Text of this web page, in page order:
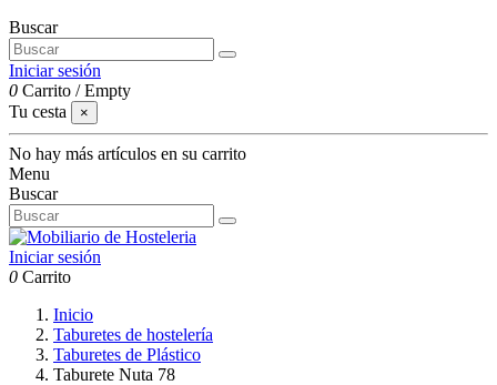
Buscar
Iniciar sesión
0 Carrito /Empty
Tu cesta
×
No hay más artículos en su carrito
Menu
Buscar
Iniciar sesión
0 Carrito
Inicio
Taburetes de hostelería
Taburetes de Plástico
Taburete Nuta 78